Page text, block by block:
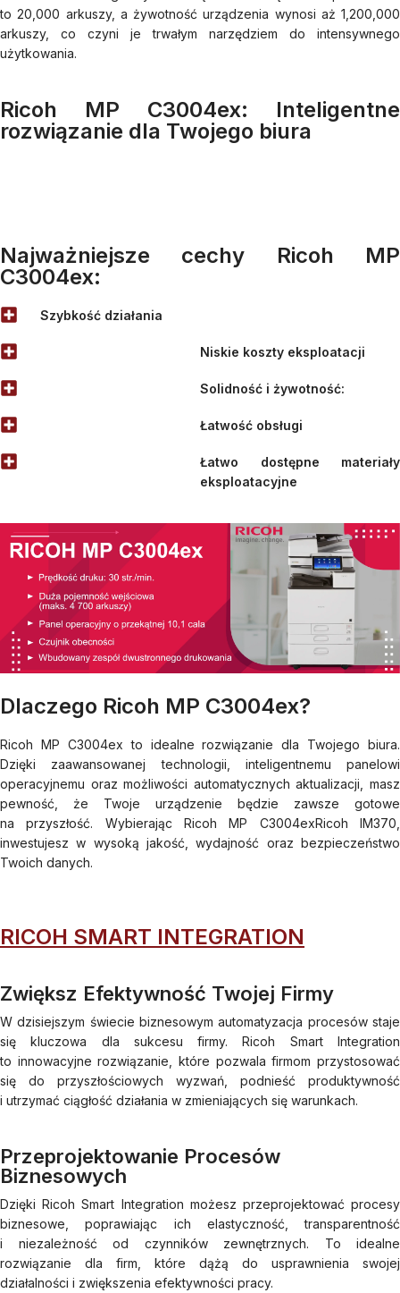
to 20,000 arkuszy, a żywotność urządzenia wynosi aż 1,200,000
arkuszy, co czyni je trwałym narzędziem do intensywnego
użytkowania.
Ricoh MP C3004ex: Inteligentne
rozwiązanie dla Twojego biura
Najważniejsze cechy Ricoh MP
C3004ex:
Szybkość działania
Niskie koszty eksploatacji
Solidność i żywotność:
Łatwość obsługi
Łatwo dostępne materiały
eksploatacyjne
Dlaczego Ricoh MP C3004ex?
Ricoh MP C3004ex to idealne rozwiązanie dla Twojego biura.
Dzięki zaawansowanej technologii, inteligentnemu panelowi
operacyjnemu oraz możliwości automatycznych aktualizacji, masz
pewność, że Twoje urządzenie będzie zawsze gotowe
na przyszłość. Wybierając Ricoh MP C3004exRicoh IM370,
inwestujesz w wysoką jakość, wydajność oraz bezpieczeństwo
Twoich danych.
RICOH SMART INTEGRATION
Zwiększ Efektywność Twojej Firmy
W dzisiejszym świecie biznesowym automatyzacja procesów staje
się kluczowa dla sukcesu firmy. Ricoh Smart Integration
to innowacyjne rozwiązanie, które pozwala firmom przystosować
się do przyszłościowych wyzwań, podnieść produktywność
i utrzymać ciągłość działania w zmieniających się warunkach.
Przeprojektowanie Procesów
Biznesowych
Dzięki Ricoh Smart Integration możesz przeprojektować procesy
biznesowe, poprawiając ich elastyczność, transparentność
i niezależność od czynników zewnętrznych. To idealne
rozwiązanie dla firm, które dążą do usprawnienia swojej
działalności i zwiększenia efektywności pracy.